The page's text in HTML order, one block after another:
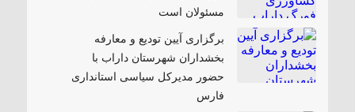
مسئولان است
برگزاری آیین تودیع و معارفه
بخشداران شهرستان داراب با
حضور مدیرکل سیاسی استانداری
فارس